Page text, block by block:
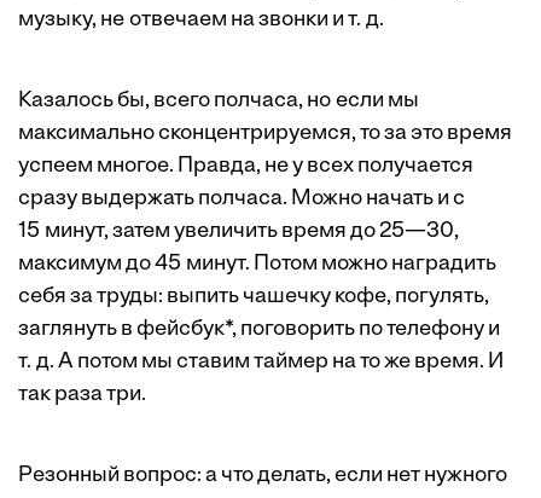
музыку, не отвечаем на звонки и т. д.
Казалось бы, всего полчаса, но если мы
максимально сконцентрируемся, то за это время
успеем многое. Правда, не у всех получается
сразу выдержать полчаса. Можно начать и с
15 минут, затем увеличить время до 25—30,
максимум до 45 минут. Потом можно наградить
себя за труды: выпить чашечку кофе, погулять,
заглянуть в фейсбук*, поговорить по телефону и
т. д. А потом мы ставим таймер на то же время. И
так раза три.
Резонный вопрос: а что делать, если нет нужного